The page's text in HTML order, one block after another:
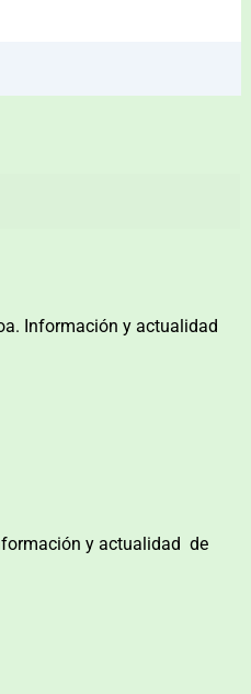
Información y actualidad
y actualidad de